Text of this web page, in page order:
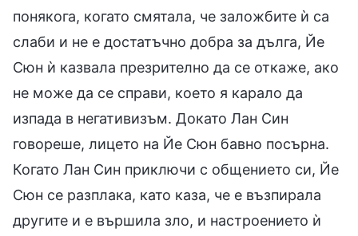
понякога, когато смятала, че заложбите ѝ са
слаби и не е достатъчно добра за дълга, Йе
Сюн ѝ казвала презрително да се откаже, ако
не може да се справи, което я карало да
изпада в негативизъм. Докато Лан Син
говореше, лицето на Йе Сюн бавно посърна.
Когато Лан Син приключи с общението си, Йе
Сюн се разплака, като каза, че е възпирала
другите и е вършила зло, и настроението ѝ